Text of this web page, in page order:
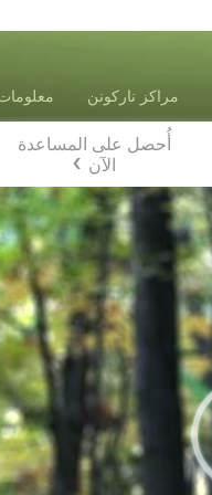
مراكز ناركونن
أُحصل على المساعدة
الآن